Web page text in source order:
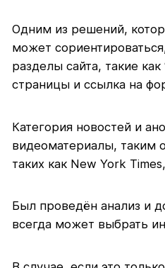
Одним из решений,
может
разделы сайта, такие
страницы и ссылка на
Категория новостей и
видеоматериалы, таким
таких как New York
Был проведён анализ и
всегда может выбрать